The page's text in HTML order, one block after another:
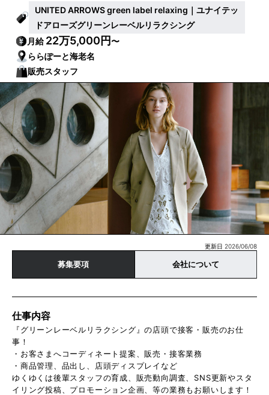
UNITED ARROWS green label relaxing｜ユナイテッ
ドアローズグリーンレーベルリラクシング
月給22万5,000円〜
ららぽーと海老名
販売スタッフ
更新日 2026/06/08
募集要項 会社について
仕事内容
『グリーンレーベルリラクシング』の店頭で接客・販売のお仕
事！
・お客さまへコーディネート提案、販売・接客業務
・商品管理、品出し、店頭ディスプレイなど
ゆくゆくは後輩スタッフの育成、販売動向調査、SNS更新やスタ
イリング投稿、プロモーション企画、等の業務もお願いします！